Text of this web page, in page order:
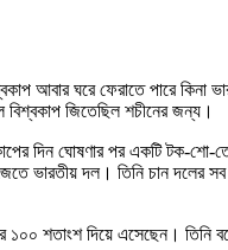
আবার ঘরে ফেরাতে পারে কিনা
বিশ্বকাপ জিতেছিল শচীনের জন্য।
দিন ঘোষণার পর একটি টক-শো-
দল। তিনি চান দলের সব
শতাংশ দিয়ে এসেছেন। তিনি